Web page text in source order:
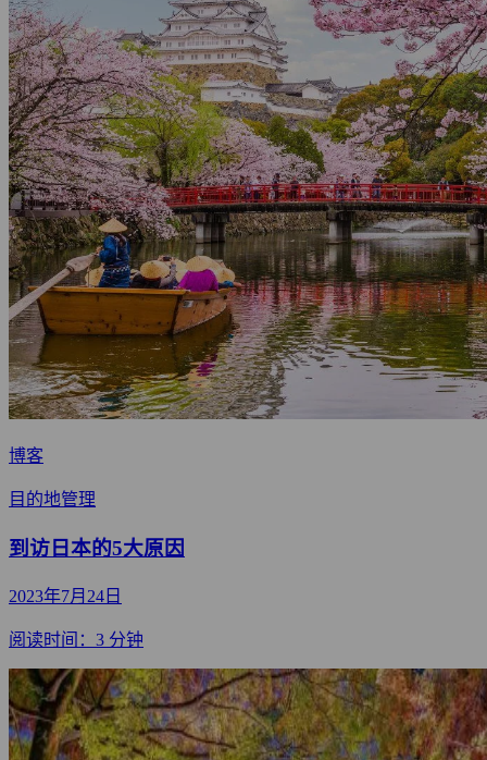
博客
目的地管理
到访日本的5大原因
2023年7月24日
阅读时间：3 分钟